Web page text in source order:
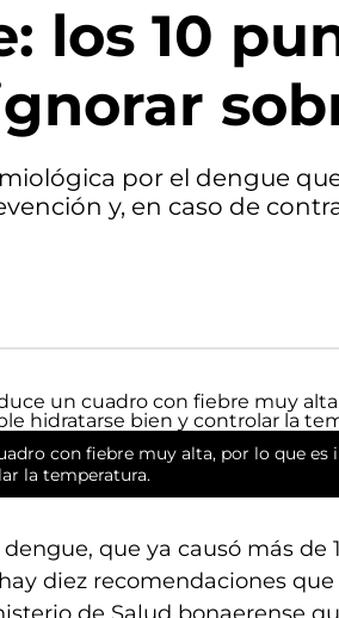
los 10
por el dengue
y, en caso de
con fiebre muy alta, por lo que es
la temperatura.
que ya causó más de
diez recomendaciones